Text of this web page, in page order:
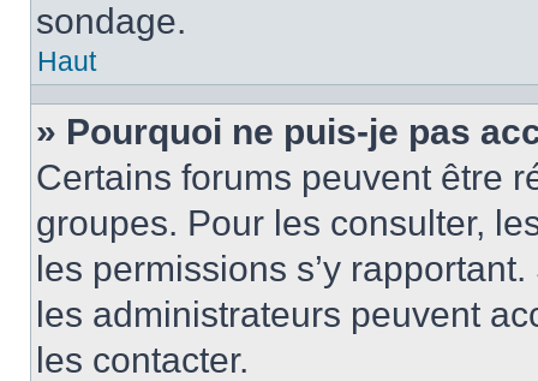
sondage.
Haut
» Pourquoi ne puis-je pas
Certains forums peuvent être
groupes. Pour les consulter,
les permissions s’y
les administrateurs peuvent
les contacter.